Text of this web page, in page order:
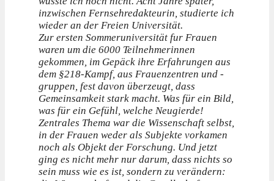
inzwischen Fernsehredakteurin, studierte ich
wieder an der Freien Universität.
Zur ersten Sommeruniversität fur Frauen
waren um die 6000 Teilnehmerinnen
gekommen, im Gepäck ihre Erfahrungen aus
dem §218-Kampf, aus Frauenzentren und -
gruppen, fest davon überzeugt, dass
Gemeinsamkeit stark macht. Was für ein Bild,
was für ein Gefühl, welche Neugierde!
Zentrales Thema war die Wissenschaft selbst,
in der Frauen weder als Subjekte vorkamen
noch als Objekt der Forschung. Und jetzt
ging es nicht mehr nur darum, dass nichts so
sein muss wie es ist, sondern zu verändern: